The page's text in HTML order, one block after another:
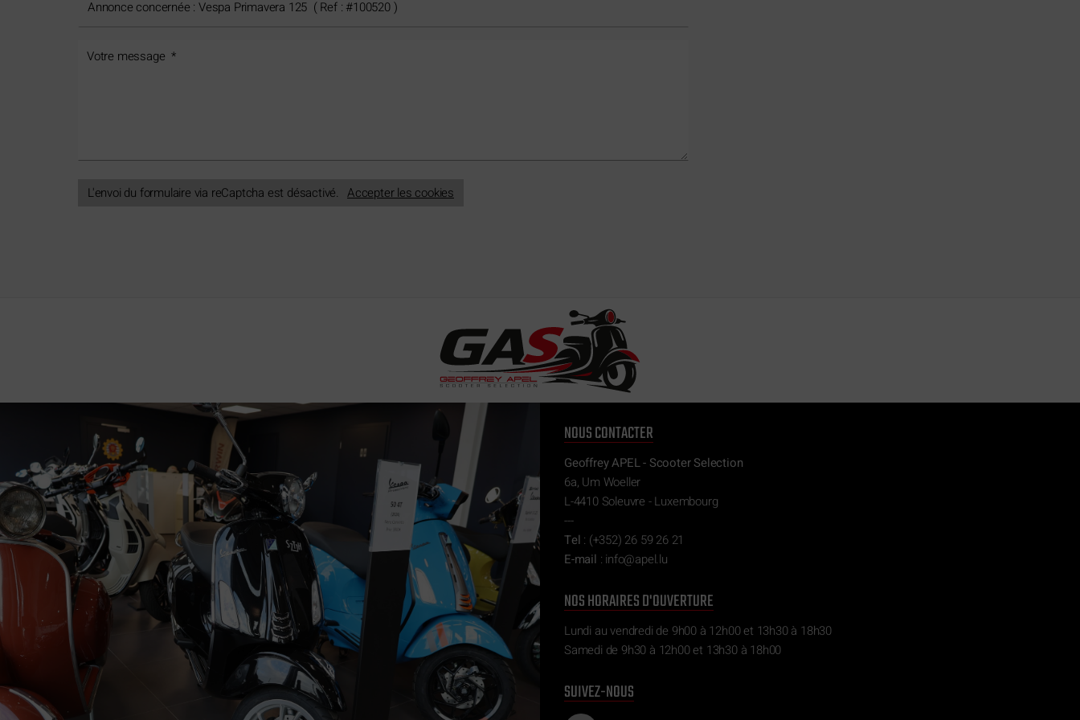
L'envoi du formulaire via reCaptcha est désactivé. Accepter les cookies
NOUS CONTACTER
Geoffrey APEL - Scooter Selection
6a, Um Woeller
L-4410 Soleuvre - Luxembourg
---
Tel : (+352) 26 59 26 21
E-mail : ul.le
pa@of
ni
NOS HORAIRES D'OUVERTURE
Lundi au vendredi de 9h00 à 12h00 et 13h30 à 18h30
Samedi de 9h30 à 12h00 et 13h30 à 18h00
SUIVEZ-NOUS